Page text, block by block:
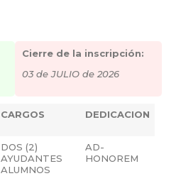
Cierre de la inscripción:
03 de JULIO de 2026
CARGOS DEDICACION
DOS (2)
AYUDANTES
ALUMNOS
AD-
HONOREM